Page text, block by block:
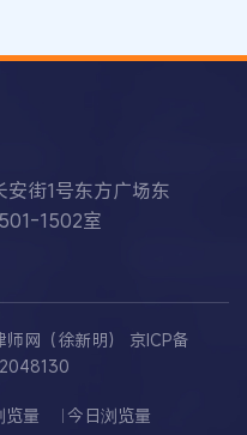
街1号东方广场东
1502室
网（徐新明） 京ICP备
览量 今日浏览量